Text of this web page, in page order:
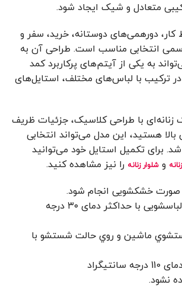
متعادل و شیک ایجاد شود.
کار، دورهمی‌های دوستانه، خرید، سفر و
انتخابی مناسب است. طراحی آن به
به یکی از آیتم‌های پرکاربرد کمد
ترکیب با لباس‌های مختلف، استایل‌های
زنانه‌ای با طراحی کلاسیک، جزئیات ظریف
هستید، این مدل می‌تواند انتخابی
برای تکمیل استایل خود می‌توانید
و شلوار زنانه را نیز مشاهده کنید.
خشکشویی انجام شود.
شستشو با ماشین لباسشویی با حداکثر دمای ۳۰ درجه
ماشين و روي حالت شستشو با
نشود.